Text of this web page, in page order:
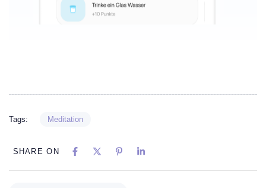
Tags: Meditation
SHARE ON